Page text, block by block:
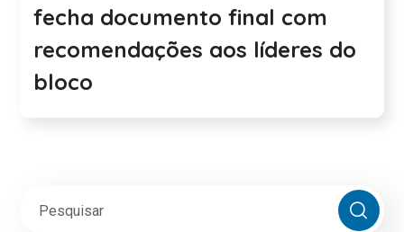
fecha documento final com
recomendações aos líderes do
bloco